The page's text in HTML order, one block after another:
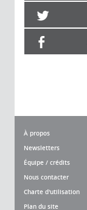
À propos
Newsletters
Équipe / crédits
Nous contacter
Charte d'utilisation
Plan du site